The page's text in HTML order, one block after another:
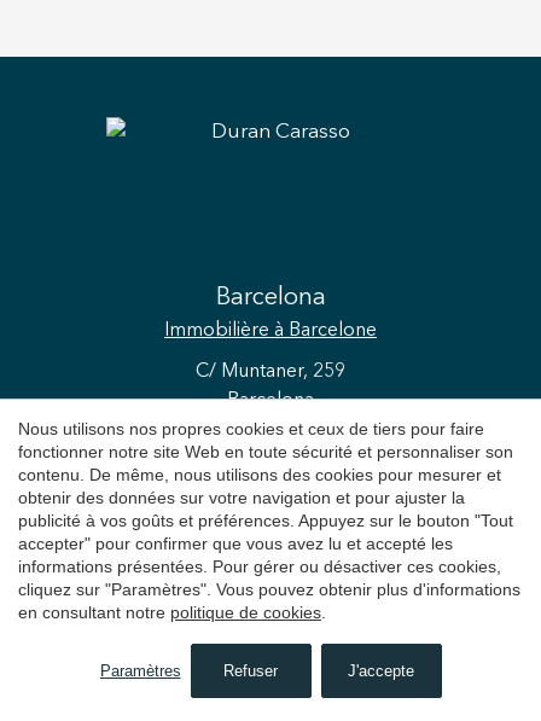
RECHERCHER
Barcelona
Immobilière à Barcelone
C/ Muntaner, 259
Barcelona
+34 931 595 125
Sitges
Immobilière à Sitges
Avda. Camí Capellans, 73
Sitges
+34 935 178 067
Nous utilisons nos propres cookies et ceux de tiers pour faire
fonctionner notre site Web en toute sécurité et personnaliser son
contenu. De même, nous utilisons des cookies pour mesurer et
obtenir des données sur votre navigation et pour ajuster la
publicité à vos goûts et préférences. Appuyez sur le bouton "Tout
accepter" pour confirmer que vous avez lu et accepté les
informations présentées. Pour gérer ou désactiver ces cookies,
cliquez sur "Paramètres". Vous pouvez obtenir plus d'informations
en consultant notre politique de cookies.
Paramètres Refuser J'accepte